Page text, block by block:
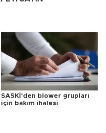
SASKİ'den blower grupları
için bakım ihalesi